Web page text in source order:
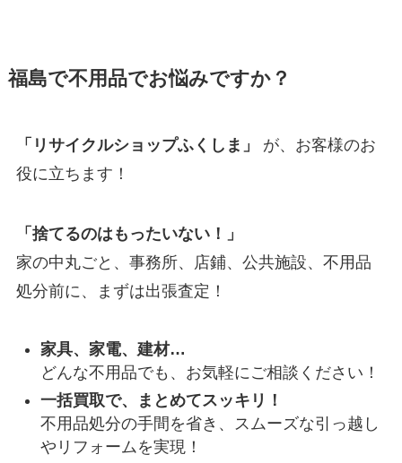
福島で不用品でお悩みですか？
「リサイクルショップふくしま」
が、お客様のお
役に立ちます！
「捨てるのはもったいない！」
家の中丸ごと、事務所、店鋪、公共施設、不用品
処分前に、まずは出張査定！
家具、家電、建材…
どんな不用品でも、お気軽にご相談ください！
一括買取で、まとめてスッキリ！
不用品処分の手間を省き、スムーズな引っ越し
やリフォームを実現！